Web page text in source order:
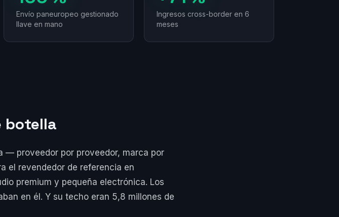
Envío paneuropeo gestionado
llave en mano
Ingresos cross-border en 6
meses
botella
— proveedor por proveedor, marca por
el revendedor de referencia en
premium y pequeña electrónica. Los
en él. Y su techo eran 5,8 millones de